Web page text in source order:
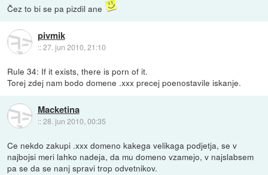
Čez to bi se pa pizdil ane
pivmik
::27. jun 2010, 21:10
Rule 34: If it exists, there is porn of it.
Torej zdej nam bodo domene .xxx precej poenostavile iskanje.
Macketina
::28. jun 2010, 00:35
Ce nekdo zakupi .xxx domeno kakega velikaga podjetja, se v
najbojsi meri lahko nadeja, da mu domeno vzamejo, v najslabsem
pa se da se nanj spravi trop odvetnikov.